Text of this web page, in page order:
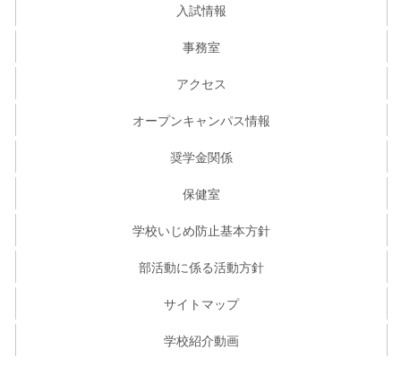
入試情報
事務室
アクセス
オープンキャンパス情報
奨学金関係
保健室
学校いじめ防止基本方針
部活動に係る活動方針
サイトマップ
学校紹介動画